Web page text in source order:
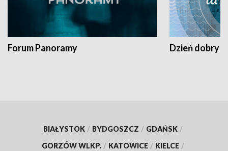
Forum Panoramy Dzień dobry
BIAŁYSTOK / BYDGOSZCZ / GDAŃSK /
GORZÓW WLKP. / KATOWICE / KIELCE /